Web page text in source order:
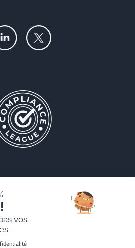
légales
des données personnelles
vos